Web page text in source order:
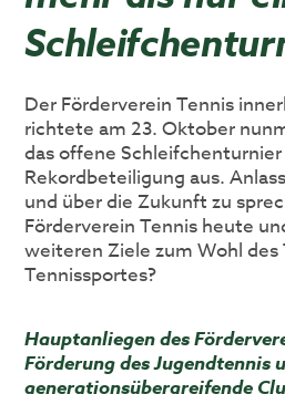
Der Förderverein Tennis
richtete am 23. Oktober
das offene
Rekordbeteiligung aus.
und über die Zukunft zu
Förderverein Tennis heute
weiteren Ziele zum Wohl des
Tennissportes?
Hauptanliegen des
Förderung des Jugendtennis
generationsübergreifende